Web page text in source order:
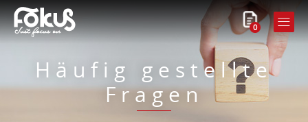
0
Häufig gestellte
Fragen